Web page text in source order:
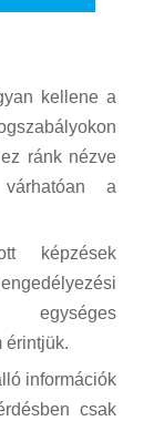
kellene a
ránk nézve
a
képzések
egységes
érintjük.
információk
csak